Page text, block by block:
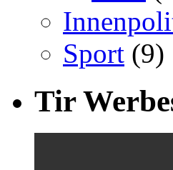
Sport (9)
Tir